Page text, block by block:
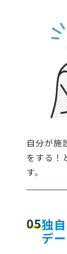
自分が施
をする！
す。
05独
デ